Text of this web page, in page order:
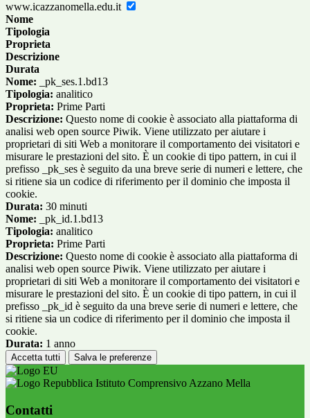
www.icazzanomella.edu.it
Nome
Tipologia
Proprieta
Descrizione
Durata
Nome: _pk_ses.1.bd13
Tipologia: analitico
Proprieta: Prime Parti
Descrizione: Questo nome di cookie è associato alla piattaforma di
analisi web open source Piwik. Viene utilizzato per aiutare i
proprietari di siti Web a monitorare il comportamento dei visitatori e
misurare le prestazioni del sito. È un cookie di tipo pattern, in cui il
prefisso _pk_ses è seguito da una breve serie di numeri e lettere, che
si ritiene sia un codice di riferimento per il dominio che imposta il
cookie.
Durata: 30 minuti
Nome: _pk_id.1.bd13
Tipologia: analitico
Proprieta: Prime Parti
Descrizione: Questo nome di cookie è associato alla piattaforma di
analisi web open source Piwik. Viene utilizzato per aiutare i
proprietari di siti Web a monitorare il comportamento dei visitatori e
misurare le prestazioni del sito. È un cookie di tipo pattern, in cui il
prefisso _pk_id è seguito da una breve serie di numeri e lettere, che
si ritiene sia un codice di riferimento per il dominio che imposta il
cookie.
Durata: 1 anno
Accetta tutti Salva le preferenze
Istituto Comprensivo Azzano Mella
Contatti